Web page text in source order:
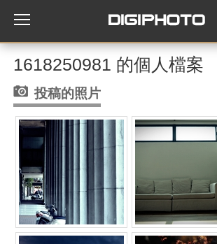
1618250981 的個人檔案
投稿的照片